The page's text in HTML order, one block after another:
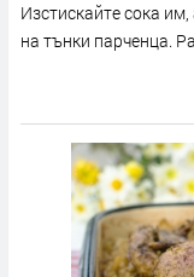
Изстискайте сока
на тънки парченца.